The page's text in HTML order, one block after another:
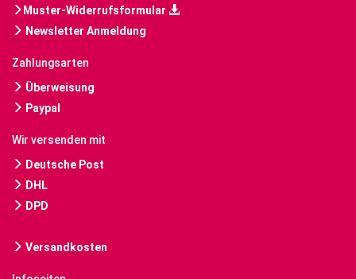
Muster-Widerrufsformular
Newsletter Anmeldung
Zahlungsarten
Überweisung
Paypal
Wir versenden mit
Deutsche Post
DHL
DPD
Versandkosten